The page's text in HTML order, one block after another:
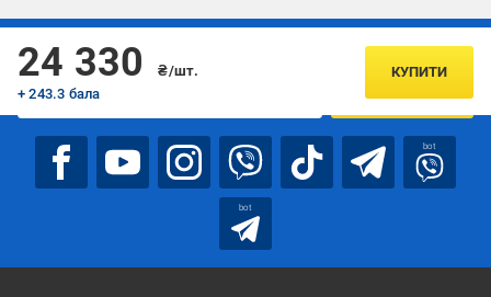
24 330
₴/шт.
+ 243.3 бала
КУПИТИ
Підписуйтесь, щоб дізнаватись першим про акції та пропозиції
ПІДПИСАТИСЯ
bot
bot